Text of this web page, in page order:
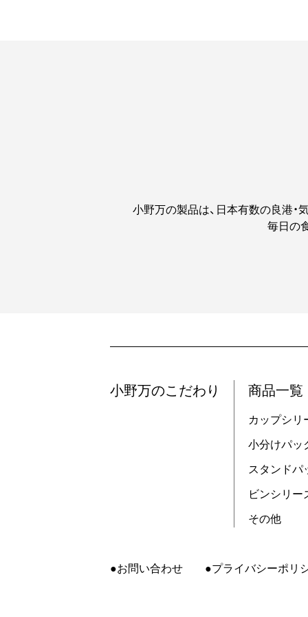
小野万の製品は、日本有数の良港
毎日の
小野万のこだわり 商品一覧
カップシリ
小分けパッ
スタンドパ
ビンシリー
その他
お問い合わせ プライバシーポリ